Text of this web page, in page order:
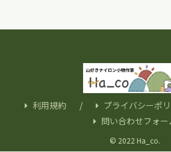
利用規約
プライバシーポ
問い合わせフォー
© 2022 Ha_co.